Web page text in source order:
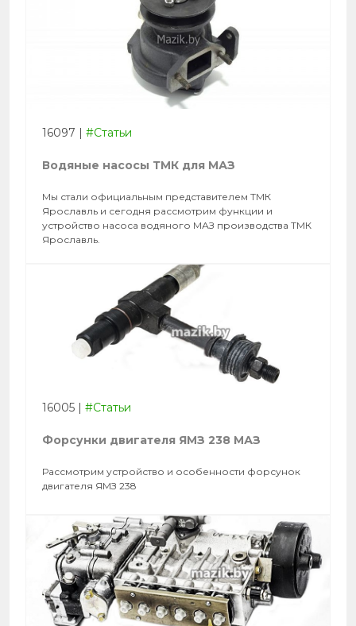
16097 | #Статьи
Водяные насосы ТМК для МАЗ
Мы стали официальным представителем ТМК
Ярославль и сегодня рассмотрим функции и
устройство насоса водяного МАЗ производства ТМК
Ярославль.
16005 | #Статьи
Форсунки двигателя ЯМЗ 238 МАЗ
Рассмотрим устройство и особенности форсунок
двигателя ЯМЗ 238